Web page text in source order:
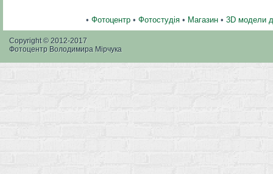
• Фотоцентр• Фотостудія• Магазин• 3D модели
Copyright © 2012-2017
Фотоцентр Володимира Мірчука